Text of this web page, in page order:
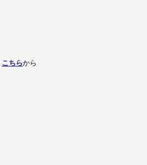
こちらから